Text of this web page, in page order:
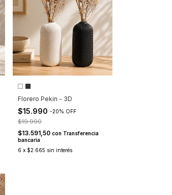
Florero Pekin - 3D
$15.990 -20% OFF
$19.990
$13.591,50 con Transferencia
bancaria
6 x $2.665 sin interés